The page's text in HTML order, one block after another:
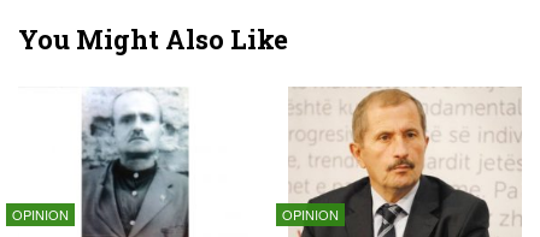
You Might Also Like
OPINION OPINION